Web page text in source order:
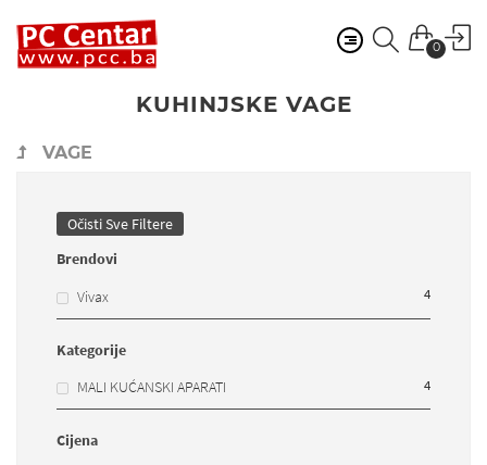
0
KUHINJSKE VAGE
VAGE
Očisti Sve Filtere
Brendovi
Vivax
4
Kategorije
MALI KUĆANSKI APARATI
4
Cijena